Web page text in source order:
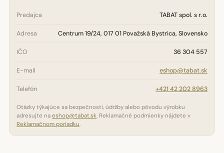
Predajca TABAT spol. s r.o.
Adresa Centrum 19/24, 017 01 Považská Bystrica, Slovensko
IČO 36 304 557
E-mail eshop@tabat.sk
Telefón +421 42 202 8963
Otázky týkajúce sa bezpečnosti, údržby alebo pôvodu výrobku
adresujte na eshop@tabat.sk. Reklamačné podmienky nájdete v
Reklamačnom poriadku.